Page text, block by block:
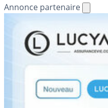
Annonce partenaire